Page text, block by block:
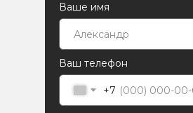
Ваше имя
Ваш телефон
+7